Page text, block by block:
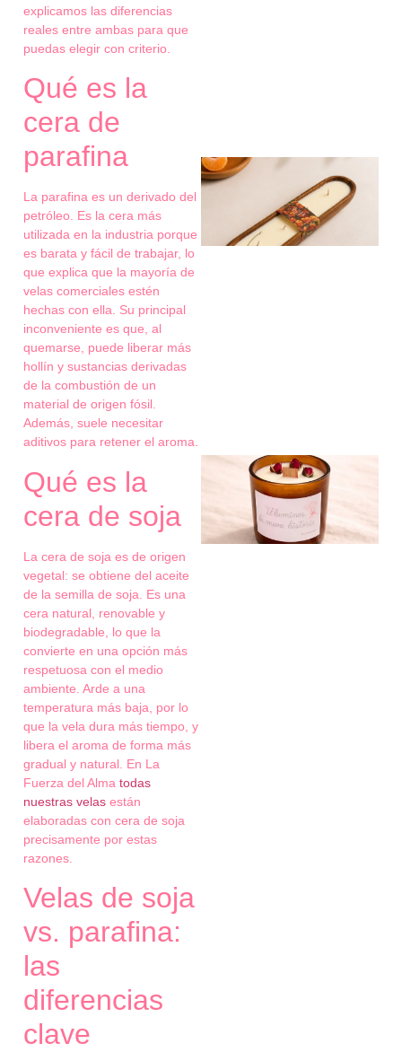
explicamos las diferencias
reales entre ambas para que
puedas elegir con criterio.
Qué es la
cera de
parafina
La parafina es un derivado del
petróleo. Es la cera más
utilizada en la industria porque
es barata y fácil de trabajar, lo
que explica que la mayoría de
velas comerciales estén
hechas con ella. Su principal
inconveniente es que, al
quemarse, puede liberar más
hollín y sustancias derivadas
de la combustión de un
material de origen fósil.
Además, suele necesitar
aditivos para retener el aroma.
Qué es la
cera de soja
La cera de soja es de origen
vegetal: se obtiene del aceite
de la semilla de soja. Es una
cera natural, renovable y
biodegradable, lo que la
convierte en una opción más
respetuosa con el medio
ambiente. Arde a una
temperatura más baja, por lo
que la vela dura más tiempo, y
libera el aroma de forma más
gradual y natural. En La
Fuerza del Alma todas
nuestras velas están
elaboradas con cera de soja
precisamente por estas
razones.
Velas de soja
vs. parafina:
las
diferencias
clave